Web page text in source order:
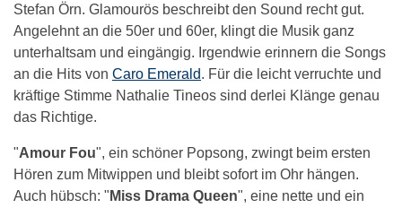
Stefan Örn. Glamourös beschreibt den Sound recht gut.
Angelehnt an die 50er und 60er, klingt die Musik ganz
unterhaltsam und eingängig. Irgendwie erinnern die Songs
an die Hits von Caro Emerald. Für die leicht verruchte und
kräftige Stimme Nathalie Tineos sind derlei Klänge genau
das Richtige.
"Amour Fou", ein schöner Popsong, zwingt beim ersten
Hören zum Mitwippen und bleibt sofort im Ohr hängen.
Auch hübsch: " Miss Drama Queen", eine nette und ein